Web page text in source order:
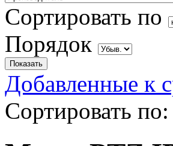
Сортировать по
Порядок
Добавленные к
Сортировать по: